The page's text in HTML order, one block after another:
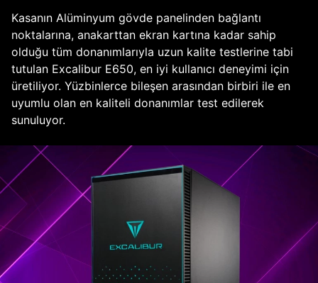
Kasanın Alüminyum gövde panelinden bağlantı
noktalarına, anakarttan ekran kartına kadar sahip
olduğu tüm donanımlarıyla uzun kalite testlerine tabi
tutulan Excalibur E650, en iyi kullanıcı deneyimi için
üretiliyor. Yüzbinlerce bileşen arasından birbiri ile en
uyumlu olan en kaliteli donanımlar test edilerek
sunuluyor.